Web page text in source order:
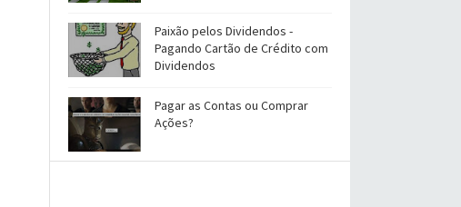
Paixão pelos Dividendos -
Pagando Cartão de Crédito com
Dividendos
Pagar as Contas ou Comprar
Ações?